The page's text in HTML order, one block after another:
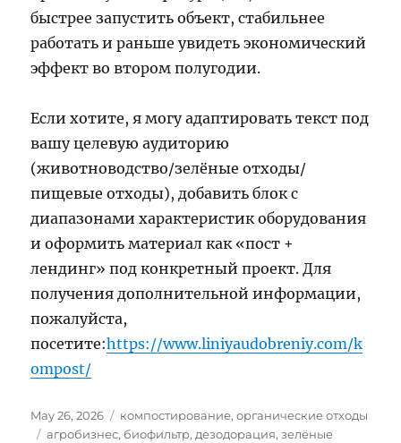
быстрее запустить объект, стабильнее
работать и раньше увидеть экономический
эффект во втором полугодии.
Если хотите, я могу адаптировать текст под
вашу целевую аудиторию
(животноводство/зелёные отходы/
пищевые отходы), добавить блок с
диапазонами характеристик оборудования
и оформить материал как «пост +
лендинг» под конкретный проект. Для
получения дополнительной информации,
пожалуйста,
посетите:https://www.liniyaudobreniy.com/k
ompost/
Posted
on
May 26, 2026 Categories
компостирование,органические отходы
Tags
агробизнес, биофильтр, дезодорация,зелёные